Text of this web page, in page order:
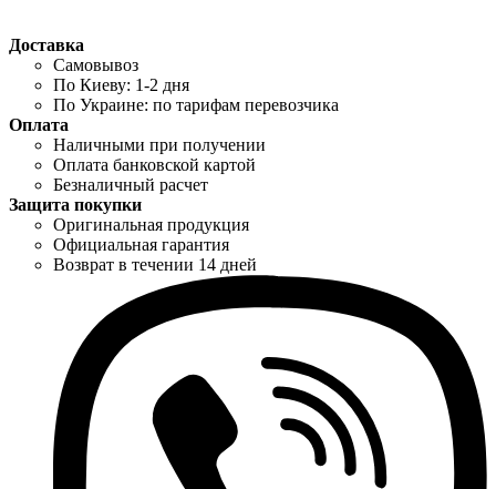
Доставка
Самовывоз
По Киеву: 1-2 дня
По Украине: по тарифам перевозчика
Оплата
Наличными при получении
Оплата банковской картой
Безналичный расчет
Защита покупки
Оригинальная продукция
Официальная гарантия
Возврат в течении 14 дней